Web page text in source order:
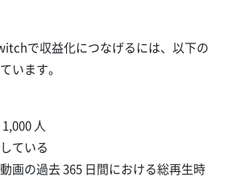
で収益化につなげるには、以下の
います。
人
ている
画の過去 365 日間における総再生時